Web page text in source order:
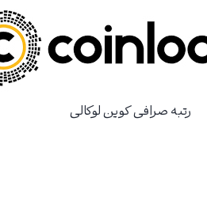
رتبه صرافی کوین لوکالی